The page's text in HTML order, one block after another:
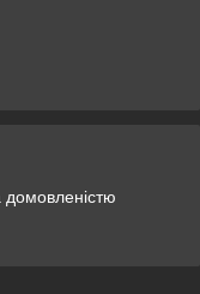
домовленістю